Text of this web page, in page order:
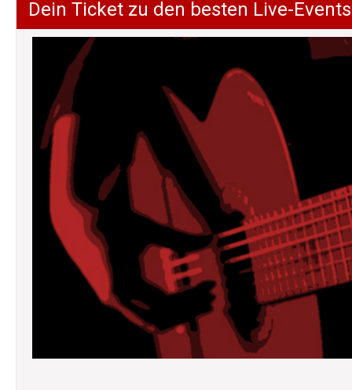
Dein Ticket zu den besten Live-Events